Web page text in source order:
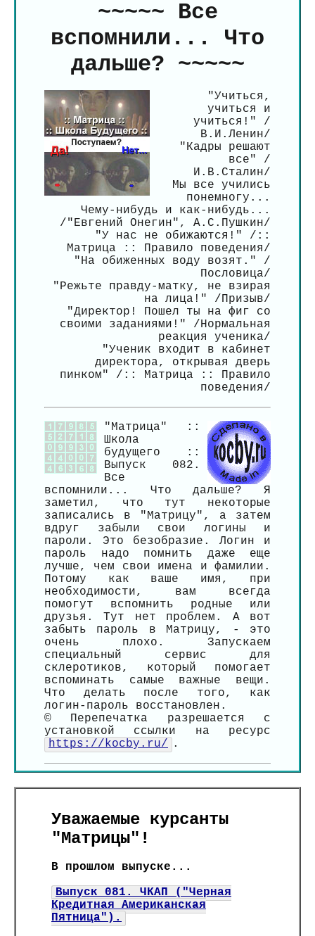
~~~~~ Все
вспомнили... Что
дальше? ~~~~~
"Учиться,
учиться и
учиться!" /
В.И.Ленин/
"Кадры решают
все" /
И.В.Сталин/
Мы все учились
понемногу...
Чему-нибудь и как-нибудь...
/"Евгений Онегин", А.С.Пушкин/
"У нас не обижаются!" /::
Матрица :: Правило поведения/
"На обиженных воду возят." /
Пословица/
"Режьте правду-матку, не взирая
на лица!" /Призыв/
"Директор! Пошел ты на фиг со
своими заданиями!" /Нормальная
реакция ученика/
"Ученик входит в кабинет
директора, открывая дверь
пинком" /:: Матрица :: Правило
поведения/
"Матрица" ::
Школа
будущего ::
Выпуск 082.
Все
вспомнили... Что дальше? Я
заметил, что тут некоторые
записались в "Матрицу", а затем
вдруг забыли свои логины и
пароли. Это безобразие. Логин и
пароль надо помнить даже еще
лучше, чем свои имена и фамилии.
Потому как ваше имя, при
необходимости, вам всегда
помогут вспомнить родные или
друзья. Тут нет проблем. А вот
забыть пароль в Матрицу, - это
очень плохо. Запускаем
специальный сервис для
склеротиков, который помогает
вспоминать самые важные вещи.
Что делать после того, как
логин-пароль восстановлен.
© Перепечатка разрешается с
установкой ссылки на ресурс
https://kocby.ru/
.
Уважаемые курсанты
"Матрицы"!
В прошлом выпуске...
Выпуск 081. ЧКАП ("Черная
Кредитная Американская
Пятница").